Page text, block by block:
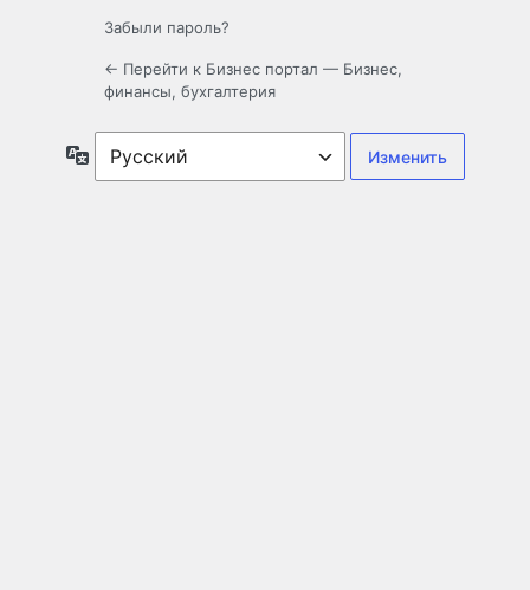
Забыли пароль?
← Перейти к Бизнес портал — Бизнес,
финансы, бухгалтерия
Язык